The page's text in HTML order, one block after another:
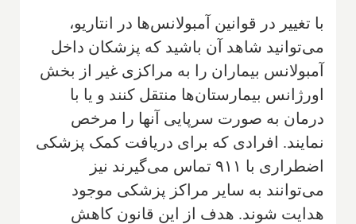
با تغییر در قوانین آمبولانس‌ها در انتاریو‌،
می‌توانید شاهد آن باشید که پزشکان داخل
آمبولانس بیماران را به مراكزی غیر از بخش
اورژانس بیمارستان‌ها منتقل کنند و یا با
درمان به صورت سر‌پایی آنها را مرخص
نمایند. افرادی که برای دریافت کمک پزشکی
اضطراری با ۹۱۱ تماس می‌گیرند نیز
می‌توانند به سایر مراکز ‌پزشکی موجود
هدایت شوند. هدف از این قانون کاهش